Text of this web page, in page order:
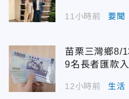
11小時前 要聞
苗栗三灣鄉8/
9名長者匯款
12小時前 生活